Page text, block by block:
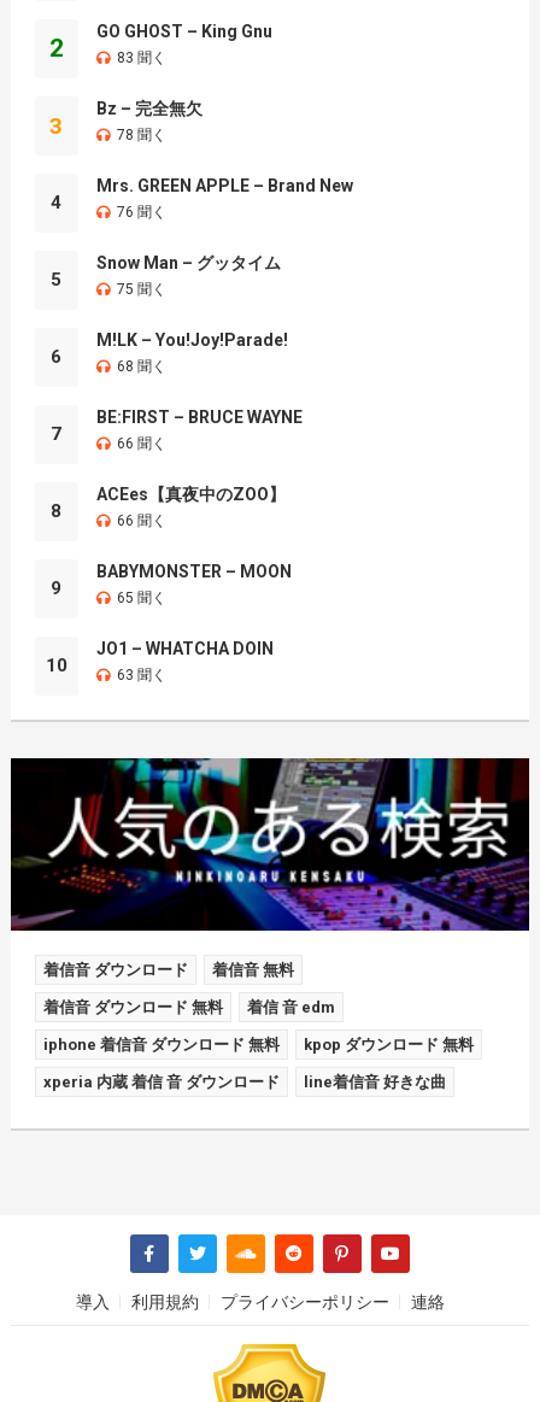
2
GO GHOST – King Gnu
83 聞く
3
Bz – 完全無欠
78 聞く
4
Mrs. GREEN APPLE – Brand New
76 聞く
5
Snow Man – グッタイム
75 聞く
6
M!LK – You!Joy!Parade!
68 聞く
7
BE:FIRST – BRUCE WAYNE
66 聞く
8
ACEes【真夜中のZOO】
66 聞く
9
BABYMONSTER – MOON
65 聞く
10
JO1 – WHATCHA DOIN
63 聞く
着信音 ダウンロード 着信音 無料
着信音 ダウンロード 無料 着信 音 edm
iphone 着信音 ダウンロード 無料 kpop ダウンロード 無料
xperia 内蔵 着信 音 ダウンロード line着信音 好きな曲
導入 利用規約 プライバシーポリシー 連絡